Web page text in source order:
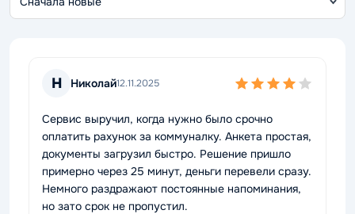
Н Николай12.11.2025
Сервис выручил, когда нужно было срочно
оплатить рахунок за коммуналку. Анкета простая,
документы загрузил быстро. Решение пришло
примерно через 25 минут, деньги перевели сразу.
Немного раздражают постоянные напоминания,
но зато срок не пропустил.